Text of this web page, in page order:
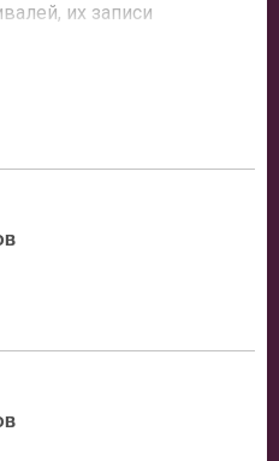
их записи
слушателей, а попасть
очень постараться. Они
привносят в каждую
интонации, настроение,
концерт группы